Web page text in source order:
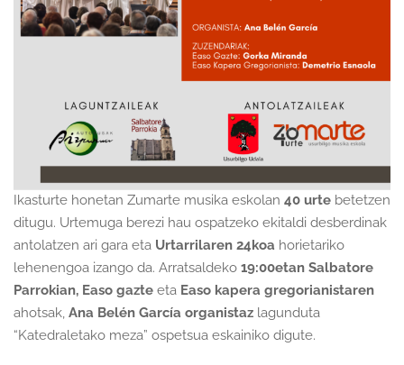
Ikasturte honetan Zumarte musika eskolan 40 urte betetzen
ditugu. Urtemuga berezi hau ospatzeko ekitaldi desberdinak
antolatzen ari gara eta Urtarrilaren 24koa horietariko
lehenengoa izango da. Arratsaldeko 19:00etan Salbatore
Parrokian, Easo gazte eta Easo kapera gregorianistaren
ahotsak, Ana Belén García organistaz lagunduta
“Katedraletako meza” ospetsua eskainiko digute.